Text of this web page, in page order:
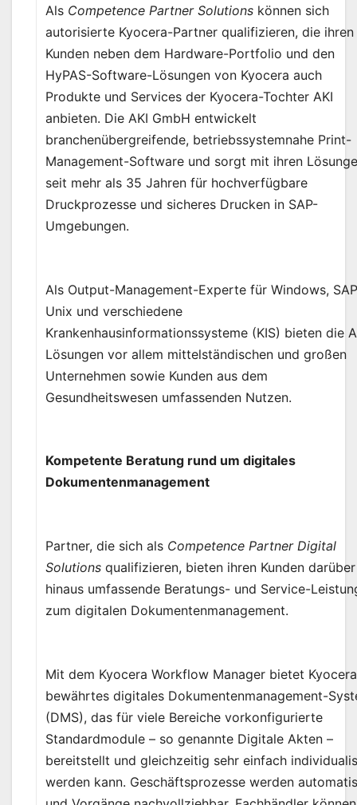
Als Competence Partner Solutions können sich
autorisierte Kyocera-Partner qualifizieren, die ihren
Kunden neben dem Hardware-Portfolio und den
HyPAS-Software-Lösungen von Kyocera auch
Produkte und Services der Kyocera-Tochter AKI
anbieten. Die AKI GmbH entwickelt
branchenübergreifende, betriebssystemnahe Print-
Management-Software und sorgt mit ihren
seit mehr als 35 Jahren für hochverfügbare
Druckprozesse und sicheres Drucken in SAP-
Umgebungen.
Als Output-Management-Experte für Windows,
Unix und verschiedene
Krankenhausinformationssysteme (KIS) bieten die
Lösungen vor allem mittelständischen und großen
Unternehmen sowie Kunden aus dem
Gesundheitswesen umfassenden Nutzen.
Kompetente Beratung rund um digitales
Dokumentenmanagement
Partner, die sich als Competence Partner Digital
Solutions qualifizieren, bieten ihren Kunden darüber
hinaus umfassende Beratungs- und Service-
zum digitalen Dokumentenmanagement.
Mit dem Kyocera Workflow Manager bietet
bewährtes digitales Dokumentenmanagement-
(DMS), das für viele Bereiche vorkonfigurierte
Standardmodule – so genannte Digitale Akten –
bereitstellt und gleichzeitig sehr einfach
werden kann. Geschäftsprozesse werden